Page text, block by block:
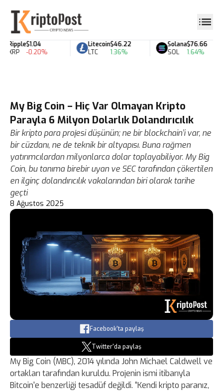
Ripple
XRP
$1.04
-0.20%
Litecoin
LTC
$46.22
1.36%
Solana
SOL
$76.66
1.64%
My Big Coin – Hiç Var Olmayan Kripto
Parayla 6 Milyon Dolarlık Dolandırıcılık
Bir kripto para projesi düşünün; ne bir blockchain’i var, ne
bir cüzdanı, ne de teknik bir altyapısı. Buna rağmen
yatırımcılardan milyonlarca dolar toplayabiliyor. My Big
Coin, bu tanıma birebir uyan ve SEC tarafından çökertilen
en ilginç dolandırıcılık vakalarından biri olarak tarihe
geçti
8 Ağustos 2025
Facebook'ta paylaş
Twitter'da paylaş
My Big Coin (MBC), 2014 yılında John Michael Caldwell ve
ortakları tarafından kuruldu. Projenin ismi itibarıyla
Bitcoin'e benzerliği tesadüf değildi. “Kendi kripto paranız,